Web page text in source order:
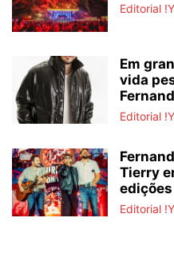
Editorial
Em
vida
Editorial
Tierry
edições
Editorial